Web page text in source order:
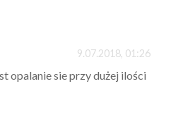
9.07.2018, 01:26
opalanie sie przy dużej ilości